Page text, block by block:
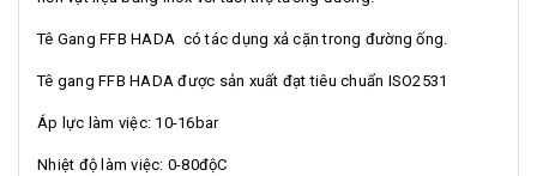
Tê Gang FFB HADA có tác dụng xả cặn trong đường ống.
Tê gang FFB HADA được sản xuất đạt tiêu chuẩn ISO2531
Áp lực làm việc: 10-16bar
Nhiệt độ làm việc: 0-80độC